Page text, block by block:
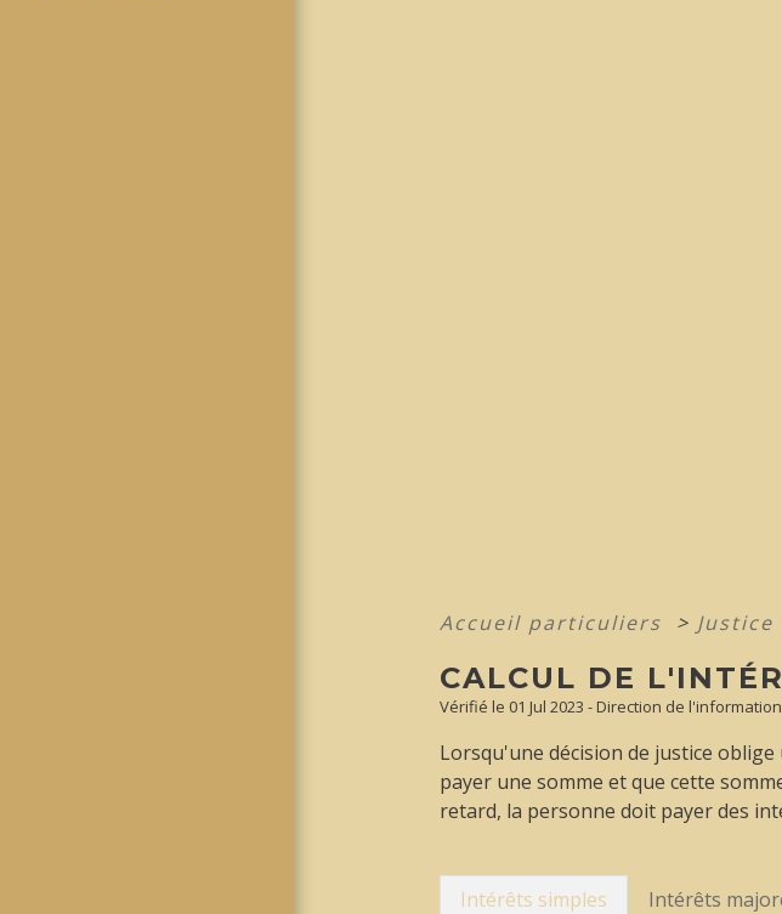
Accueil particuliers > Justice
CALCUL DE
Vérifié le 01 Jul 2023 - Direction de
Lorsqu'une décision de justice
payer une somme et que cette
retard, la personne doit payer des
Intérêts simples Intérêts